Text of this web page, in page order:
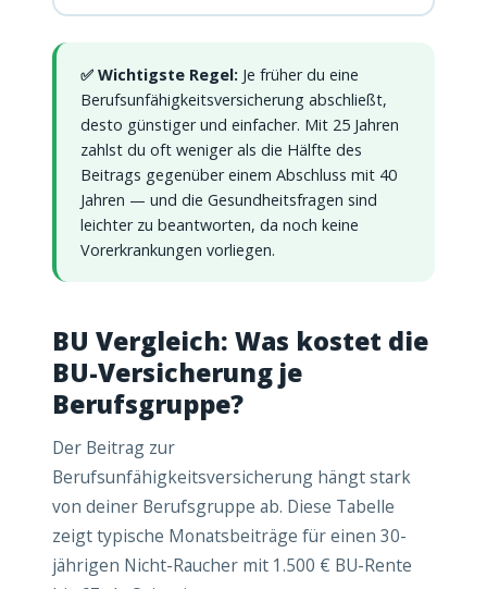
✅ Wichtigste Regel: Je früher du eine
Berufsunfähigkeitsversicherung abschließt,
desto günstiger und einfacher. Mit 25 Jahren
zahlst du oft weniger als die Hälfte des
Beitrags gegenüber einem Abschluss mit 40
Jahren — und die Gesundheitsfragen sind
leichter zu beantworten, da noch keine
Vorerkrankungen vorliegen.
BU Vergleich: Was kostet die
BU-Versicherung je
Berufsgruppe?
Der Beitrag zur
Berufsunfähigkeitsversicherung hängt stark
von deiner Berufsgruppe ab. Diese Tabelle
zeigt typische Monatsbeiträge für einen 30-
jährigen Nicht-Raucher mit 1.500 € BU-Rente